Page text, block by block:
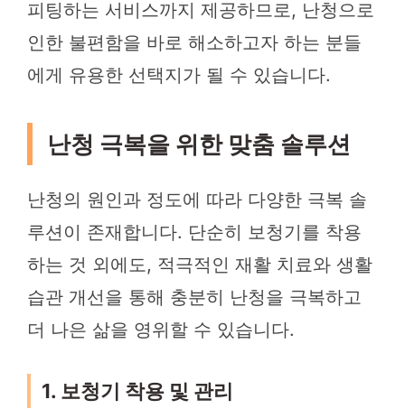
피팅하는 서비스까지 제공하므로, 난청으로
인한 불편함을 바로 해소하고자 하는 분들
에게 유용한 선택지가 될 수 있습니다.
난청 극복을 위한 맞춤 솔루션
난청의 원인과 정도에 따라 다양한 극복 솔
루션이 존재합니다. 단순히 보청기를 착용
하는 것 외에도, 적극적인 재활 치료와 생활
습관 개선을 통해 충분히 난청을 극복하고
더 나은 삶을 영위할 수 있습니다.
1. 보청기 착용 및 관리